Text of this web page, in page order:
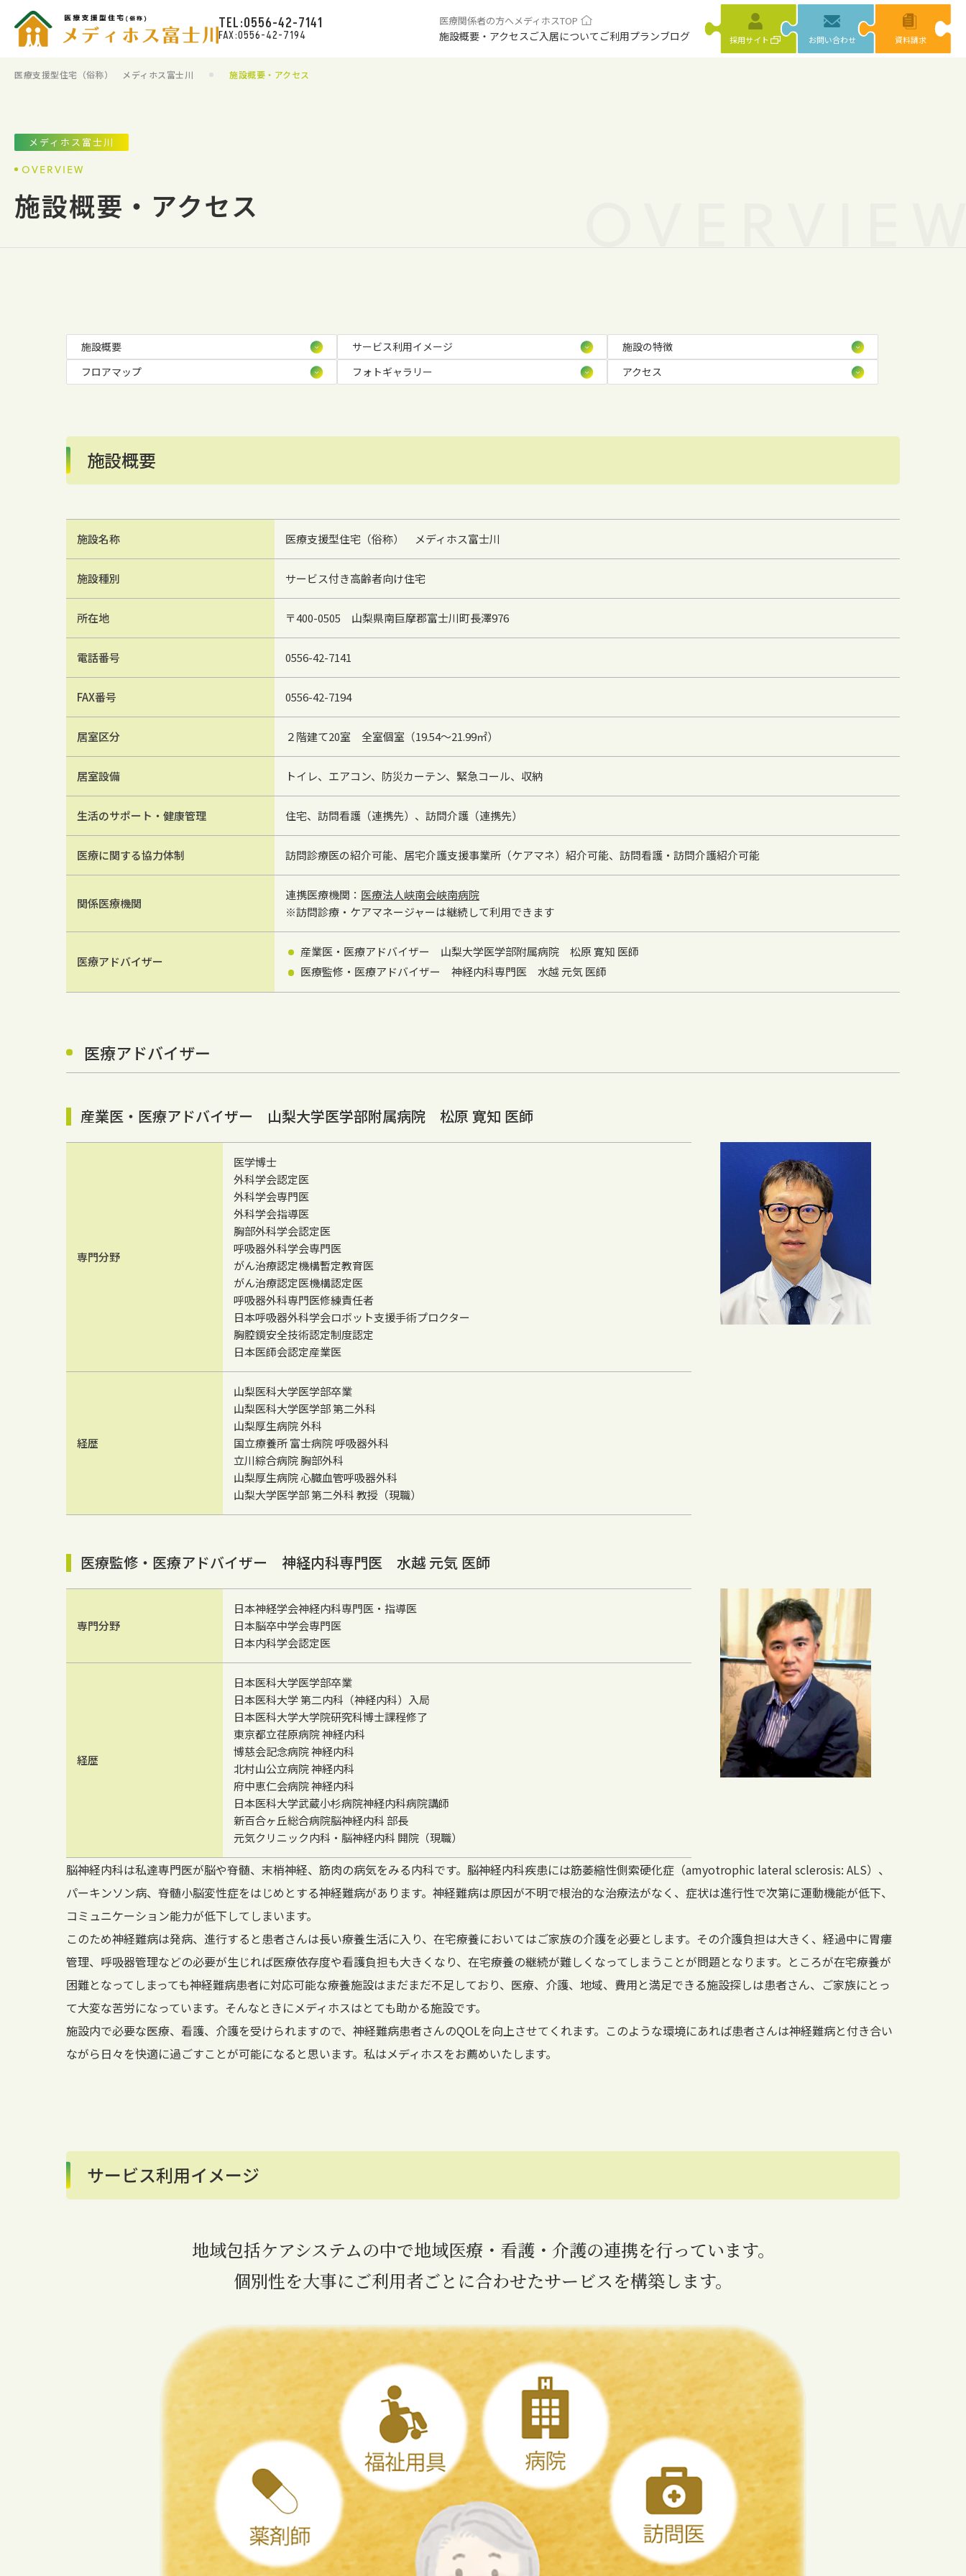
TEL:0556-42-7141
FAX:0556-42-7194
医療関係者の方へメディホスTOP
施設概要・アクセスご入居について ご利用プランブログ 採用サイト お問い合わせ 資料請求
医療支援型住宅（俗称） メディホス富士川 施設概要・アクセス
メディホス富士川
OVERVIEW
施設概要・アクセス
施設概要 サービス利用イメージ
施設の特徴
フロアマップ
フォトギャラリー アクセス
施設概要
施設名称 医療支援型住宅（俗称） メディホス富士川
施設種別 サービス付き高齢者向け住宅
所在地 〒400-0505 山梨県南巨摩郡富士川町長澤976
電話番号 0556-42-7141
FAX番号 0556-42-7194
居室区分 ２階建て20室 全室個室（19.54～21.99㎡）
居室設備 トイレ、エアコン、防災カーテン、緊急コール、収納
生活のサポート・健康管理 住宅、訪問看護（連携先）、訪問介護（連携先）
医療に関する協力体制 訪問診療医の紹介可能、居宅介護支援事業所（ケアマネ）紹介可能、訪問看護・訪問介護紹介可能
関係医療機関
連携医療機関： 医療法人峡南会峡南病院
※訪問診療・ケアマネージャーは継続して利用できます
医療アドバイザー
産業医・医療アドバイザー 山梨大学医学部附属病院 松原 寛知 医師
医療監修・医療アドバイザー 神経内科専門医 水越 元気 医師
医療アドバイザー
産業医・医療アドバイザー 山梨大学医学部附属病院 松原 寛知 医師
専門分野
医学博士
外科学会認定医
外科学会専門医
外科学会指導医
胸部外科学会認定医
呼吸器外科学会専門医
がん治療認定機構暫定教育医
がん治療認定医機構認定医
呼吸器外科専門医修練責任者
日本呼吸器外科学会ロボット支援手術プロクター
胸腔鏡安全技術認定制度認定
日本医師会認定産業医
経歴
山梨医科大学医学部卒業
山梨医科大学医学部 第二外科
山梨厚生病院 外科
国立療養所 富士病院 呼吸器外科
立川綜合病院 胸部外科
山梨厚生病院 心臓血管呼吸器外科
山梨大学医学部 第二外科 教授（現職）
医療監修・医療アドバイザー 神経内科専門医 水越 元気 医師
専門分野
日本神経学会神経内科専門医・指導医
日本脳卒中学会専門医
日本内科学会認定医
経歴
日本医科大学医学部卒業
日本医科大学 第二内科（神経内科）入局
日本医科大学大学院研究科博士課程修了
東京都立荏原病院 神経内科
博慈会記念病院 神経内科
北村山公立病院 神経内科
府中恵仁会病院 神経内科
日本医科大学武蔵小杉病院神経内科病院講師
新百合ヶ丘総合病院脳神経内科 部長
元気クリニック内科・脳神経内科 開院（現職）
脳神経内科は私達専門医が脳や脊髄、末梢神経、筋肉の病気をみる内科です。脳神経内科疾患には筋萎縮性側索硬化症（amyotrophic lateral sclerosis: ALS）、
パーキンソン病、脊髄小脳変性症をはじめとする神経難病があります。神経難病は原因が不明で根治的な治療法がなく、症状は進行性で次第に運動機能が低下、
コミュニケーション能力が低下してしまいます。
このため神経難病は発病、進行すると患者さんは長い療養生活に入り、在宅療養においてはご家族の介護を必要とします。その介護負担は大きく、経過中に胃瘻
管理、呼吸器管理などの必要が生じれば医療依存度や看護負担も大きくなり、在宅療養の継続が難しくなってしまうことが問題となります。ところが在宅療養が
困難となってしまっても神経難病患者に対応可能な療養施設はまだまだ不足しており、医療、介護、地域、費用と満足できる施設探しは患者さん、ご家族にとっ
て大変な苦労になっています。そんなときにメディホスはとても助かる施設です。
施設内で必要な医療、看護、介護を受けられますので、神経難病患者さんのQOLを向上させてくれます。このような環境にあれば患者さんは神経難病と付き合い
ながら日々を快適に過ごすことが可能になると思います。私はメディホスをお薦めいたします。
サービス利用イメージ
地域包括ケアシステムの中で地域医療・看護・介護の連携を行っています。
個別性を大事にご利用者ごとに合わせたサービスを構築します。